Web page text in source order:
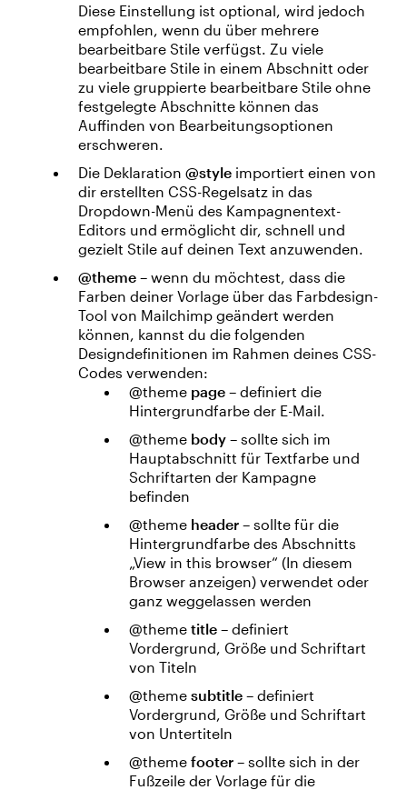
Diese Einstellung ist optional, wird jedoch
empfohlen, wenn du über mehrere
bearbeitbare Stile verfügst. Zu viele
bearbeitbare Stile in einem Abschnitt oder
zu viele gruppierte bearbeitbare Stile ohne
festgelegte Abschnitte können das
Auffinden von Bearbeitungsoptionen
erschweren.
Die Deklaration @style importiert einen von
dir erstellten CSS-Regelsatz in das
Dropdown-Menü des Kampagnentext-
Editors und ermöglicht dir, schnell und
gezielt Stile auf deinen Text anzuwenden.
@theme – wenn du möchtest, dass die
Farben deiner Vorlage über das Farbdesign-
Tool von Mailchimp geändert werden
können, kannst du die folgenden
Designdefinitionen im Rahmen deines CSS-
Codes verwenden:
@theme page – definiert die
Hintergrundfarbe der E-Mail.
@theme body – sollte sich im
Hauptabschnitt für Textfarbe und
Schriftarten der Kampagne
befinden
@theme header – sollte für die
Hintergrundfarbe des Abschnitts
„View in this browser“ (In diesem
Browser anzeigen) verwendet oder
ganz weggelassen werden
@theme title – definiert
Vordergrund, Größe und Schriftart
von Titeln
@theme subtitle – definiert
Vordergrund, Größe und Schriftart
von Untertiteln
@theme footer – sollte sich in der
Fußzeile der Vorlage für die